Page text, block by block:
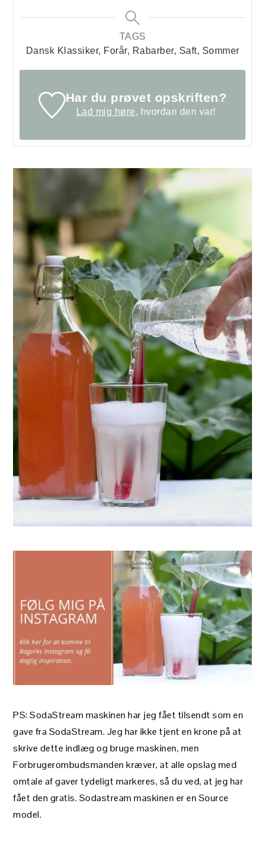
TAGS
Dansk Klassiker, Forår, Rabarber, Saft, Sommer
Har du prøvet opskriften?
Lad mig høre, hvordan den var!
PS: SodaStream maskinen har jeg fået tilsendt som en
gave fra SodaStream. Jeg har ikke tjent en krone på at
skrive dette indlæg og bruge maskinen, men
Forbrugerombudsmanden kræver, at alle opslag med
omtale af gaver tydeligt markeres, så du ved, at jeg har
fået den gratis. Sodastream maskinen er en Source
model.